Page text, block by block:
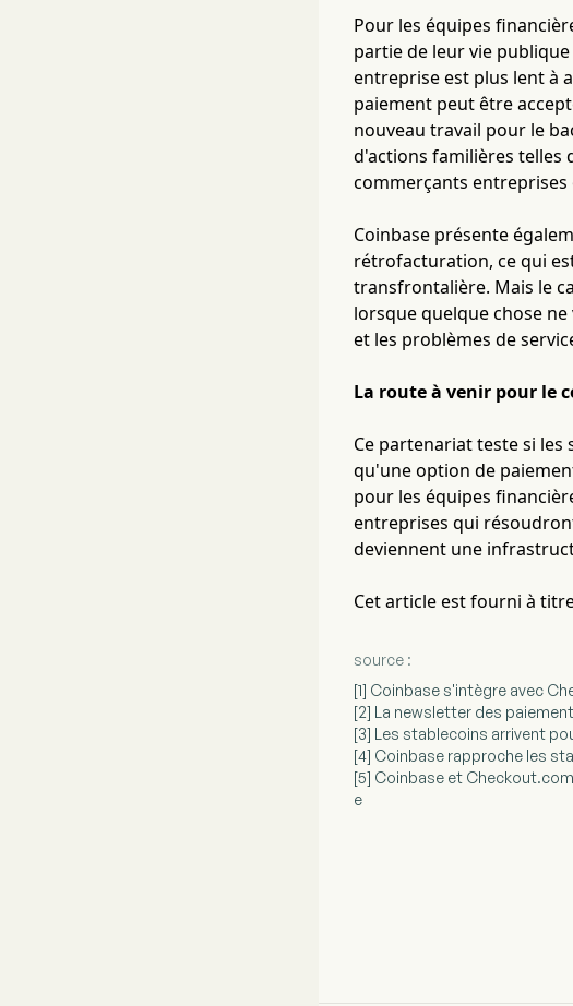
Pour les équipes
partie de leur vie
entreprise est plus lent à
paiement peut être
nouveau travail pour le
d'actions familières telles
commerçants
Coinbase présente
rétrofacturation, ce qui
transfrontalière. Mais le
lorsque quelque chose
et les problèmes de
La route à venir pour le
Ce partenariat teste si
qu'une option de
pour les équipes
entreprises qui
deviennent une
Cet article est fourni à
source :
[1] Coinbase s'intègre avec
[2] La newsletter des
[3] Les stablecoins arrivent
[4] Coinbase rapproche les
[5] Coinbase et
e